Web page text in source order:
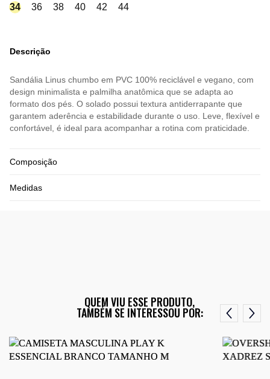
34
36 38 40 42 44
Descrição
Sandália Linus chumbo em PVC 100% reciclável e vegano, com
design minimalista e palmilha anatômica que se adapta ao
formato dos pés. O solado possui textura antiderrapante que
garantem aderência e estabilidade durante o uso. Leve, flexível e
confortável, é ideal para acompanhar a rotina com praticidade.
Composição
Medidas
QUEM VIU ESSE PRODUTO,
TAMBÉM SE INTERESSOU POR: